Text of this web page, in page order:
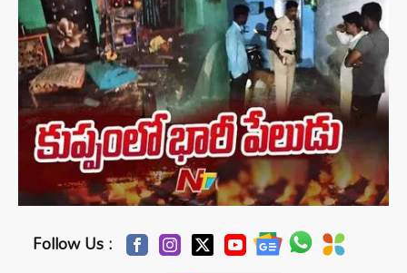
Follow Us :